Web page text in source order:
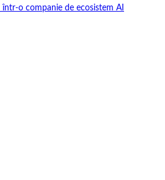
o companie de ecosistem AI